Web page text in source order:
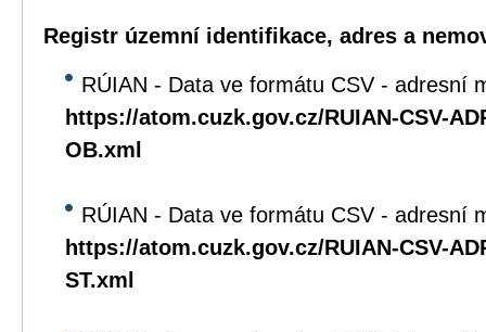
Registr územní identifikace, adres a
RÚIAN - Data ve formátu CSV - adresní
https://atom.cuzk.gov.cz/RUIAN-CSV-
OB.xml
RÚIAN - Data ve formátu CSV - adresní
https://atom.cuzk.gov.cz/RUIAN-CSV-
ST.xml